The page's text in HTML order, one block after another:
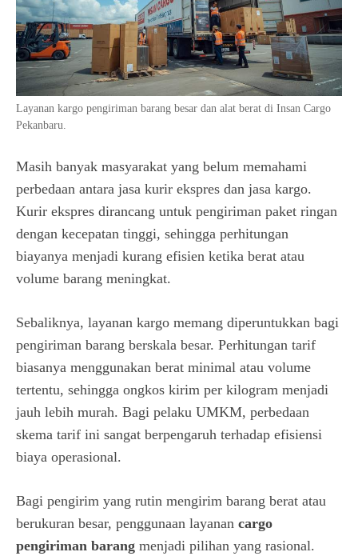
Layanan kargo pengiriman barang besar dan alat berat di Insan Cargo
Pekanbaru.
Masih banyak masyarakat yang belum memahami
perbedaan antara jasa kurir ekspres dan jasa kargo.
Kurir ekspres dirancang untuk pengiriman paket ringan
dengan kecepatan tinggi, sehingga perhitungan
biayanya menjadi kurang efisien ketika berat atau
volume barang meningkat.
Sebaliknya, layanan kargo memang diperuntukkan bagi
pengiriman barang berskala besar. Perhitungan tarif
biasanya menggunakan berat minimal atau volume
tertentu, sehingga ongkos kirim per kilogram menjadi
jauh lebih murah. Bagi pelaku UMKM, perbedaan
skema tarif ini sangat berpengaruh terhadap efisiensi
biaya operasional.
Bagi pengirim yang rutin mengirim barang berat atau
berukuran besar, penggunaan layanan cargo
pengiriman barang menjadi pilihan yang rasional.